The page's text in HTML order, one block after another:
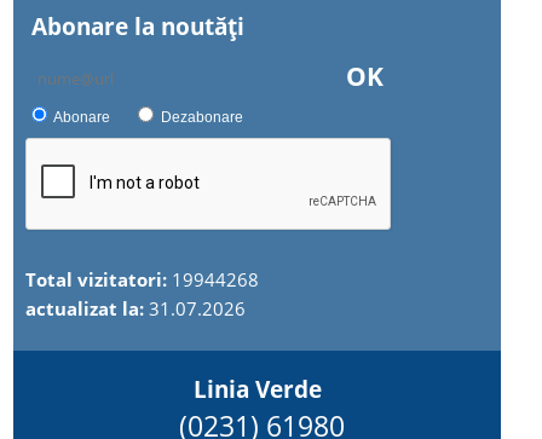
Abonare la noutăţi
OK
Abonare Dezabonare
Total vizitatori: 19944268
actualizat la:31.07.2026
Linia Verde
(0231) 61980